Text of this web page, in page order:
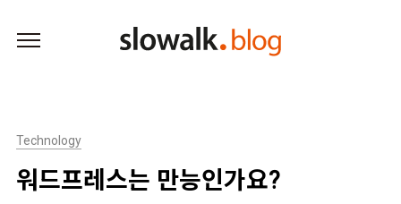
Technology
워드프레스는 만능인가요?